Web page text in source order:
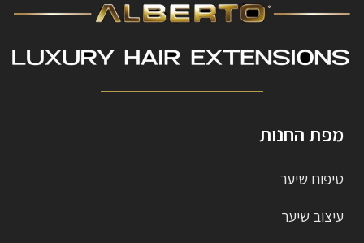
מפת החנות
טיפוח שיער
עיצוב שיער